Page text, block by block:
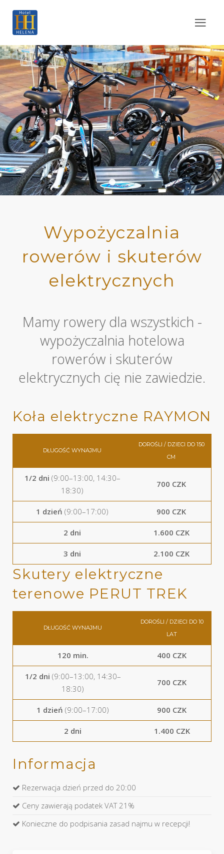
Pujcovna Kol 01
Wypożyczalnia
rowerów i skuterów
elektrycznych
Mamy rowery dla wszystkich -
wypożyczalnia hotelowa
rowerów i skuterów
elektrycznych cię nie zawiedzie.
Koła elektryczne RAYMON
DŁUGOŚĆ WYNAJMU
DOROŚLI / DZIECI DO 150
CM
1/2 dni (9:00–13:00, 14:30–
18:30)
700 CZK
1 dzień (9:00–17:00) 900 CZK
2 dni 1.600 CZK
3 dni 2.100 CZK
Skutery elektryczne
terenowe PERUT TREK
DŁUGOŚĆ WYNAJMU
DOROŚLI / DZIECI DO 10
LAT
120 min. 400 CZK
1/2 dni (9:00–13:00, 14:30–
18:30)
700 CZK
1 dzień (9:00–17:00) 900 CZK
2 dni 1.400 CZK
Informacja
Rezerwacja dzień przed do 20:00
Ceny zawierają podatek VAT 21%
Konieczne do podpisania zasad najmu w recepcji!